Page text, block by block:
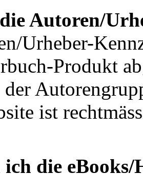
Autoren/
Urheber-
Produkt
ist
die